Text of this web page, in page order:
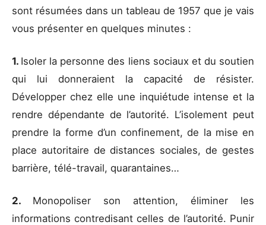
sont résumées dans un tableau de 1957 que je vais
vous présenter en quelques minutes :
1. Isoler la personne des liens sociaux et du soutien
qui lui donneraient la capacité de résister.
Développer chez elle une inquiétude intense et la
rendre dépendante de l’autorité. L’isolement peut
prendre la forme d’un confinement, de la mise en
place autoritaire de distances sociales, de gestes
barrière, télé-travail, quarantaines…
2. Monopoliser son attention, éliminer les
informations contredisant celles de l’autorité. Punir